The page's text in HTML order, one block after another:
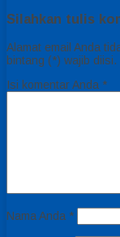
Silahkan tulis
Alamat email Anda
bintang (*) wajib diisi.
Isi komentar Anda *
Nama Anda *